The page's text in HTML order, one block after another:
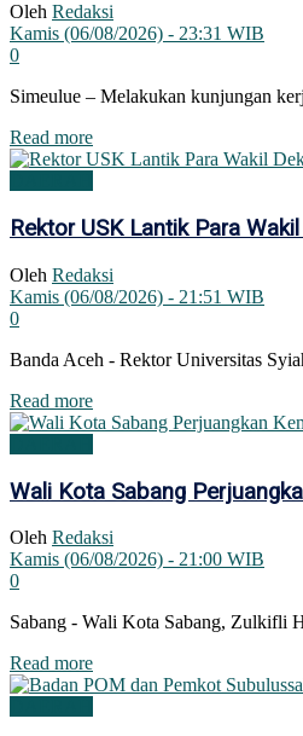
Oleh Redaksi
Kamis (06/08/2026) - 23:31 WIB
0
Simeulue – Melakukan kunjungan
Read moreDetails
Rektor USK Lantik Para
Oleh Redaksi
Kamis (06/08/2026) - 21:51 WIB
0
Banda Aceh - Rektor Universitas
Read moreDetails
Wali Kota Sabang
Oleh Redaksi
Kamis (06/08/2026) - 21:00 WIB
0
Sabang - Wali Kota Sabang, Zulkifli
Read moreDetails